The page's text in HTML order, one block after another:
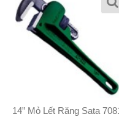
14” Mỏ Lết Răng Sata